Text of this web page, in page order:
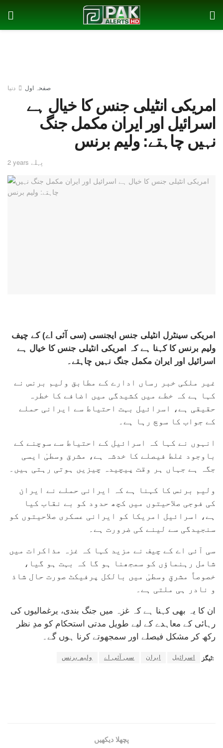
صفحہ اول دنیا
امریکی انٹیلی جنس کا خیال ہے
اسرائیل اور ایران مکمل جنگ
نہیں چاہتے: ولیم برنس
2 years پہلے
امریکی سینٹرل انٹیلی جنس ایجنسی (سی آئی اے) کے چیف
ولیم برنس کا کہنا ہے کہ امریکی انٹیلی جنس کا خیال ہے
اسرائیل اور ایران مکمل جنگ نہیں چاہتے۔
غیر ملکی خبر رساں ادارے کے مطابق ولیم برنس نے
کہا ہے کہ خطے میں کشیدگی میں اضافے کا خطرہ
حقیقی ہے، اسرائیل بہت احتیاط سے ایرانی حملے
کے جواب کا سوچ رہا ہے۔
انہوں نے کہا کہ اسرائیل کے احتیاط سے سوچنے کے
باوجود غلط فیصلے کا خدشہ ہے، مشرق وسطیٰ ایسی
جگہ ہے جہاں ہر وقت پیچیدہ چیزیں ہوتی رہتی ہیں۔
ولیم برنس کا کہنا ہے کہ ایرانی حملے نے ایران
کی فوجی صلاحیتوں میں کچھ حدود کو بے نقاب کیا
ہے، اسرائیل امریکا کو ایرانی عسکری صلاحیتوں کو
سنجیدگی سے لینے کی ضرورت ہے۔
سی آئی اے کے چیف نے مزید کہا کہ غزہ مذاکرات میں
شامل رہنماؤں کو سمجھنا ہو گا کہ بہت ہو گیا،
خصوصاً مشرقِ وسطیٰ میں بالکل پرفیکٹ صورت حال شاذ
و نادر ہی ملتی ہے۔
ان کا یہ بھی کہنا ہے کہ غزہ میں جنگ بندی، یرغمالیوں کی
رہائی کے معاہدے کے لیے طویل مدتی استحکام کو مدِ نظر
رکھ کر مشکل فیصلے اور سمجھوتے کرنا ہوں گے۔
ٹیگز: اسرائیل ایران سی آئی اے ولیم برنس
پچھلا دیکھیں